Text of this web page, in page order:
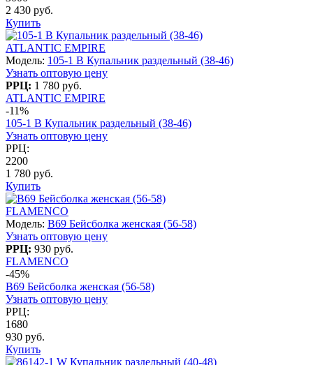
2 430 руб.
Купить
ATLANTIC EMPIRE
Модель: 105-1 B Купальник раздельный (38-46)
Узнать оптовую цену
РРЦ: 1 780 руб.
ATLANTIC EMPIRE
-11%
105-1 B Купальник раздельный (38-46)
Узнать оптовую цену
РРЦ:
2200
1 780 руб.
Купить
FLAMENCO
Модель: B69 Бейсболка женская (56-58)
Узнать оптовую цену
РРЦ: 930 руб.
FLAMENCO
-45%
B69 Бейсболка женская (56-58)
Узнать оптовую цену
РРЦ:
1680
930 руб.
Купить